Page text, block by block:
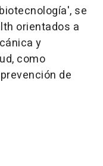
se
orientados a
y
como
de